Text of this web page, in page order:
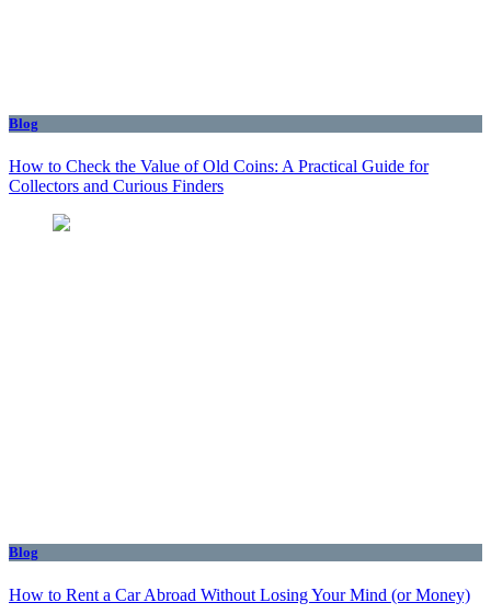
Blog
How to Check the Value of Old Coins: A Practical Guide for
Collectors and Curious Finders
Blog
How to Rent a Car Abroad Without Losing Your Mind (or Money)